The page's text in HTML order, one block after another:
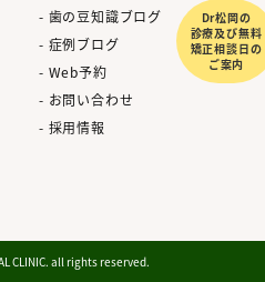
歯の豆知識ブログ
症例ブログ
Web予約
お問い合わせ
採用情報
CLINIC. all rights reserved.
Dr松岡の
診療及び無料
矯正相談日の
ご案内